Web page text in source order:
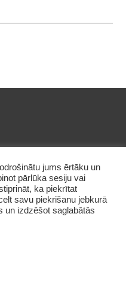
jums ērtāku un
pārlūka sesiju vai
ka piekrītat
savu piekrišanu jebkurā
un izdzēšot saglabātās